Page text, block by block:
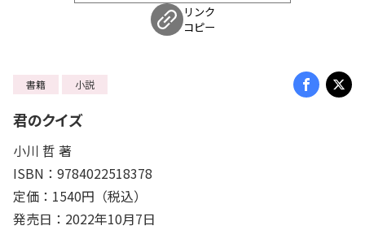
リンク
コピー
書籍 小説
君のクイズ
小川 哲 著
ISBN：9784022518378
定価：1540円（税込）
発売日：2022年10月7日